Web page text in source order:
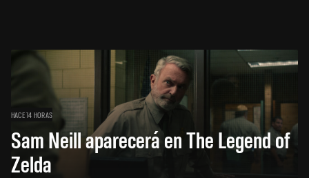
HACE 14 HORAS
Sam Neill aparecerá en The Legend of
Zelda